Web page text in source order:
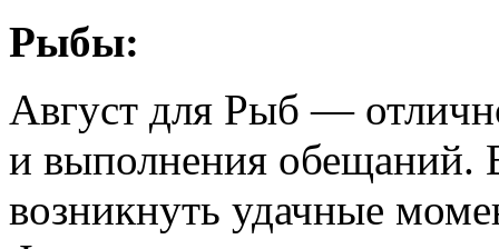
Рыбы:
Август для Рыб —
и выполнения обещаний.
возникнуть удачные